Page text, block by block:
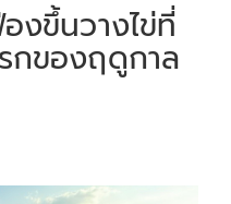
งขึ้นวางไข่ที่
กของฤดูกาล